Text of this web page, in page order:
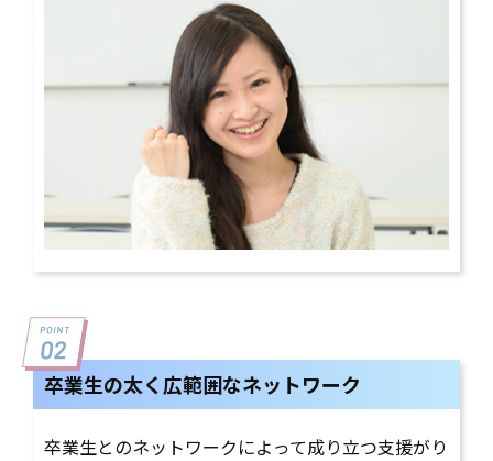
卒業生の太く広範囲なネットワーク
卒業生とのネットワークによって成り立つ支援がり